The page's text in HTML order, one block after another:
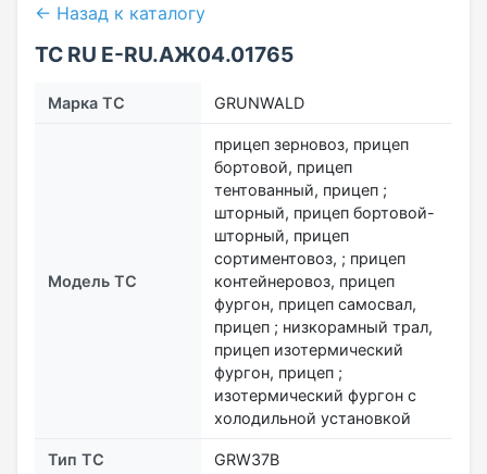
← Назад к каталогу
ТС RU Е-RU.АЖ04.01765
Марка ТС GRUNWALD
Модель ТС
прицеп зерновоз, прицеп
бортовой, прицеп
тентованный, прицеп ;
шторный, прицеп бортовой-
шторный, прицеп
сортиментовоз, ; прицеп
контейнеровоз, прицеп
фургон, прицеп самосвал,
прицеп ; низкорамный трал,
прицеп изотермический
фургон, прицеп ;
изотермический фургон с
холодильной установкой
Тип ТС GRW37B